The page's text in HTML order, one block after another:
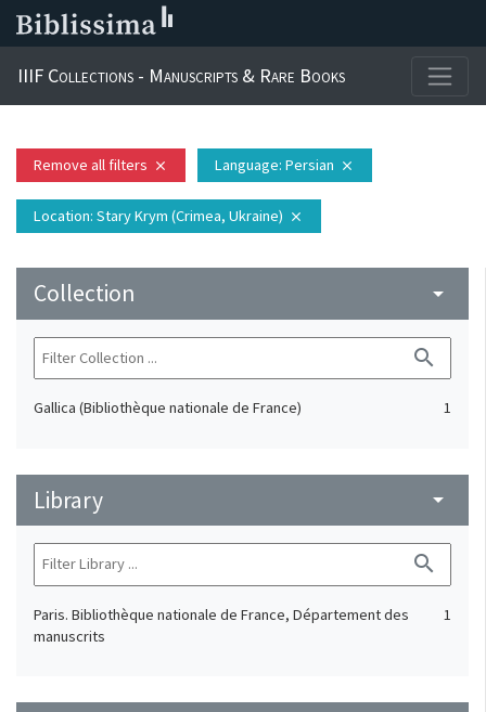
IIIF Collections - Manuscripts & Rare Books
Remove all filters close Language: Persian close
Location: Stary Krym (Crimea, Ukraine) close
Collection arrow_drop_down
search
Gallica (Bibliothèque nationale de France) 1
Library arrow_drop_down
search
Paris. Bibliothèque nationale de France, Département des
manuscrits
1